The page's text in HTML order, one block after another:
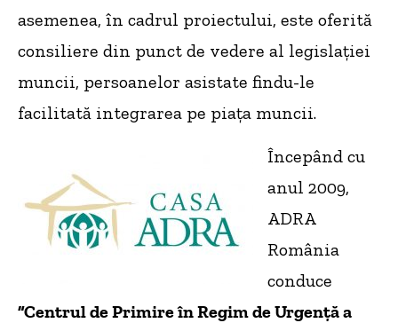
asemenea, în cadrul proiectului, este oferită
consiliere din punct de vedere al legislației
muncii, persoanelor asistate findu-le
facilitată integrarea pe piața muncii.
Începând cu
anul 2009,
ADRA
România
conduce
”Centrul de Primire în Regim de Urgenţă a